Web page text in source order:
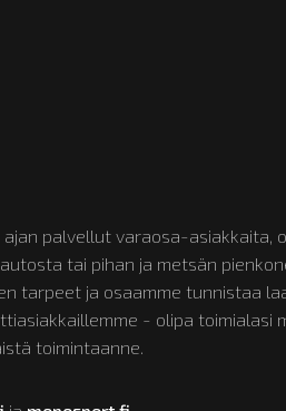
palvellut varaosa-asiakkaita,
tai pihan ja metsän
tarpeet ja osaamme tunnistaa
- olipa toimialasi
toimintaanne.